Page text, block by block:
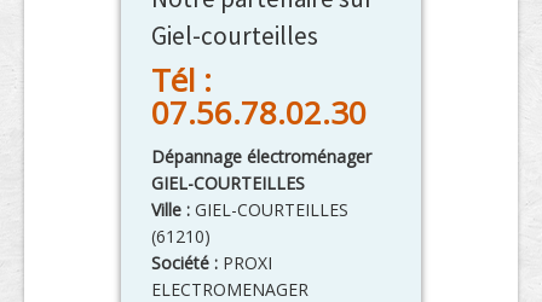
Giel-courteilles
Tél :
07.56.78.02.30
Dépannage électroménager
GIEL-COURTEILLES
Ville : GIEL-COURTEILLES
(61210)
Société : PROXI
ELECTROMENAGER